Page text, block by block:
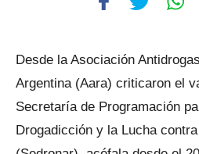
Desde la Asociación
Argentina (Aara) criticaron el
Secretaría de Programación
Drogadicción y la Lucha